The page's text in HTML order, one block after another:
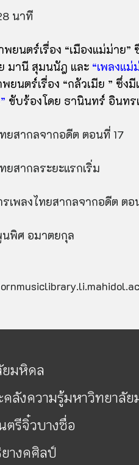
นาที
พยนตร์เรื่อง “เมืองแม่ม่าย”
มานี สุมนนัฎ และ “เพลงแม่
นตร์เรื่อง “กลัวเมีย ” ซึ่งมี
ขับร้องโดย ธานินทร์ อินทร
ทยสากลจากอดีต ตอนที่ 17
ยสากลระยะแรกเริ่ม
รเพลงไทยสากลจากอดีต ตอ
พิศ อมาตยกุล
ยมหิดล
ลังความรู้มหาวิทยาลั
รีจิ๋วบางซื่อ
างคศิลป์